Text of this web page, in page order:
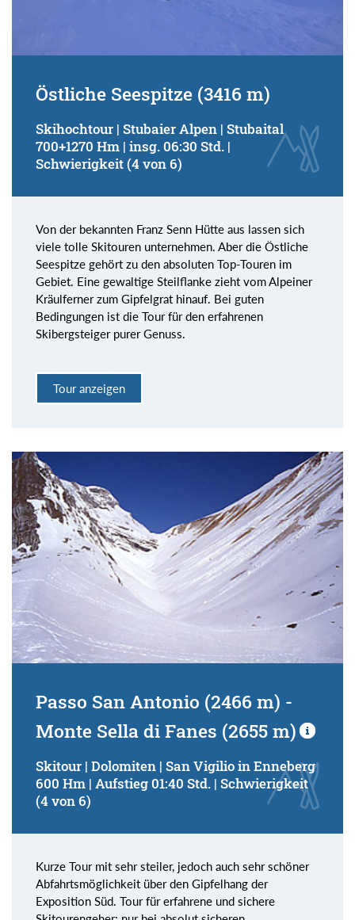
Östliche Seespitze (3416 m)
Skihochtour | Stubaier Alpen | Stubaital
700+1270 Hm | insg. 06:30 Std. |
Schwierigkeit (4 von 6)
Von der bekannten Franz Senn Hütte aus lassen sich
viele tolle Skitouren unternehmen. Aber die Östliche
Seespitze gehört zu den absoluten Top-Touren im
Gebiet. Eine gewaltige Steilflanke zieht vom Alpeiner
Kräulferner zum Gipfelgrat hinauf. Bei guten
Bedingungen ist die Tour für den erfahrenen
Skibergsteiger purer Genuss.
Tour anzeigen
Passo San Antonio (2466 m) -
Monte Sella di Fanes (2655 m)
Skitour | Dolomiten | San Vigilio in Enneberg
600 Hm | Aufstieg 01:40 Std. | Schwierigkeit
(4 von 6)
Kurze Tour mit sehr steiler, jedoch auch sehr schöner
Abfahrtsmöglichkeit über den Gipfelhang der
Exposition Süd. Tour für erfahrene und sichere